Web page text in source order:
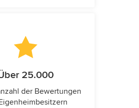
25.000
der Bewertungen